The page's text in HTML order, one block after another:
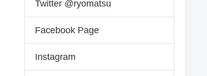
Twitter @ryomatsu
Facebook Page
Instagram